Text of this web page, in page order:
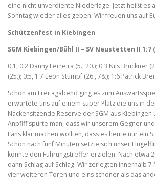
eine nicht unverdiente Niederlage. Jetzt heißt es
Sonntag wieder alles geben. Wir freuen uns auf
Schützenfest in Kiebingen
SGM Kiebingen/Bühl II – SV Neustetten II 1:7
0:1; 0:2 Danny Ferreira (5., 20.); 0:3 Nils Bruckner
(25.); 0:5, 1:7 Leon Stumpf (26., 78.); 1:6 Patrick
Schon am Freitagabend ging es zum
erwartete uns auf einem super Platz die uns in
Nackensitzende Reserve der SGM aus Kiebingen
Anpfiff spürte man, dass wir unserem Gegner
Fans klar machen wollten, dass es heute nur ein
Schon nach fünf Minuten setzte sich unser
konnte den Führungstreffer erzielen. Nach etwa
dann Schlag auf Schlag. Wir zerlegten innerhalb
vier weiteren Toren und eins schöner als das